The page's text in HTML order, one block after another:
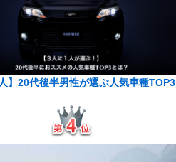
】20代後半男性が選ぶ人気車種TOP3